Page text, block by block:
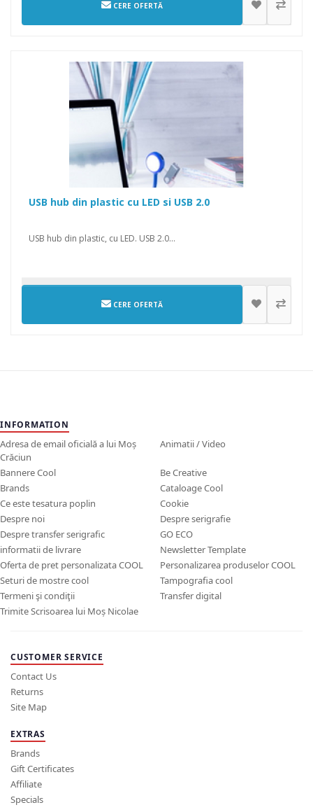
CERE OFERTĂ
USB hub din plastic cu LED si USB 2.0
USB hub din plastic, cu LED. USB 2.0...
CERE OFERTĂ
INFORMATION
Adresa de email oficială a lui Moș
Crăciun
Animatii / Video
Bannere Cool
Be Creative
Brands
Cataloage Cool
Ce este tesatura poplin
Cookie
Despre noi
Despre serigrafie
Despre transfer serigrafic
GO ECO
informatii de livrare
Newsletter Template
Oferta de pret personalizata COOL
Personalizarea produselor COOL
Seturi de mostre cool
Tampografia cool
Termeni şi condiţii
Transfer digital
Trimite Scrisoarea lui Moș Nicolae
CUSTOMER SERVICE
Contact Us
Returns
Site Map
EXTRAS
Brands
Gift Certificates
Affiliate
Specials